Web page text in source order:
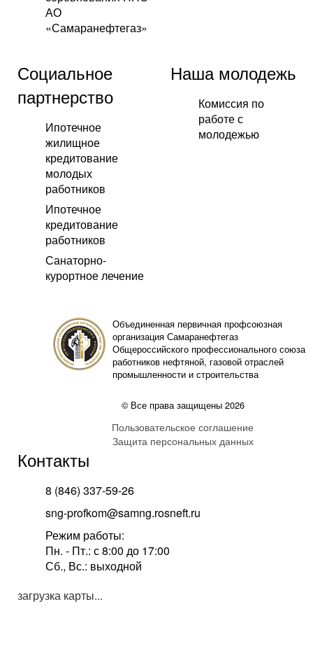
АО
«Самаранефтегаз»
Социальное
партнерство
Ипотечное
жилищное
кредитование
молодых
работников
Ипотечное
кредитование
работников
Санаторно-
курортное лечение
Наша молодежь
Комиссия по
работе с
молодежью
Объединенная первичная профсоюзная
организация Самаранефтегаз
Общероссийского профессионального союза
работников нефтяной, газовой отраслей
промышленности и строительства
© Все права защищены 2026
Пользовательское соглашение
Защита персональных данных
Контакты
8 (846) 337-59-26
sng-profkom@samng.rosneft.ru
Режим работы:
Пн. - Пт.: с 8:00 до 17:00
Сб., Вс.: выходной
загрузка карты...